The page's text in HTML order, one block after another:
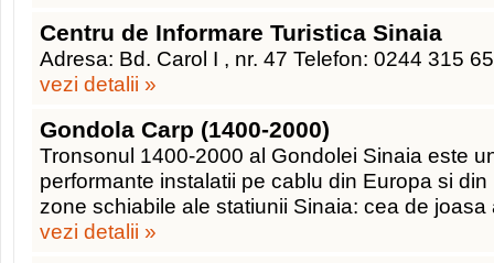
Centru de Informare Turistica Sinaia
Adresa: Bd. Carol I , nr. 47 Telefon: 0244 315
vezi detalii »
Gondola Carp (1400-2000)
Tronsonul 1400-2000 al Gondolei Sinaia este
performante instalatii pe cablu din Europa si
zone schiabile ale statiunii Sinaia: cea de joasa
vezi detalii »